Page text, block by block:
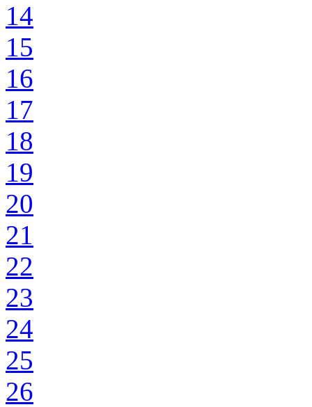
14
15
16
17
18
19
20
21
22
23
24
25
26